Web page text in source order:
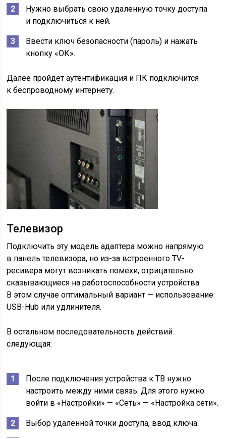
Нужно выбрать свою удаленную точку доступа
и подключиться к ней.
Ввести ключ безопасности (пароль) и нажать
кнопку «ОК».
Далее пройдет аутентификация и ПК подключится
к беспроводному интернету.
Телевизор
Подключить эту модель адаптера можно напрямую
в панель телевизора, но из-за встроенного TV-
ресивера могут возникать помехи, отрицательно
сказывающиеся на работоспособности устройства.
В этом случае оптимальный вариант — использование
USB-Hub или удлинителя.
В остальном последовательность действий
следующая:
После подключения устройства к ТВ нужно
настроить между ними связь. Для этого нужно
войти в «Настройки» — «Сеть» — «Настройка сети».
Выбор удаленной точки доступа, ввод ключа.